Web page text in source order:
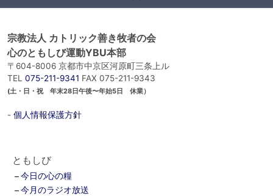
宗教法人 カトリック善き牧者の会
心のともしび運動YBU本部
〒604-8006 京都市中京区河原町三条上ル
TEL 075-211-9341 FAX 075-211-9343
(土・日・祝 年末28日午後〜年始5日 休業）
- 個人情報保護方針
ともしび
今日の心の糧
今月のラジオ放送